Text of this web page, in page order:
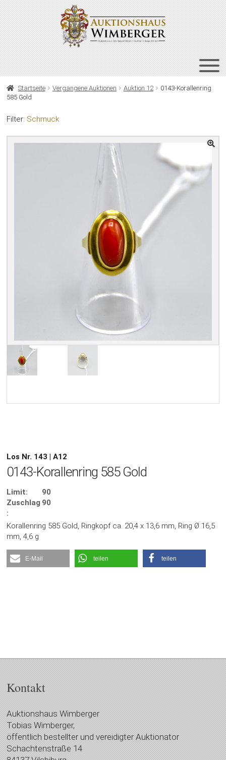
HOME
VERGANGENE AUKTIONEN
Startseite Vergangene Auktionen Auktion 12
0143-Korallenring
585 Gold
Filter: Schmuck
Los Nr. 143 | A12
0143-Korallenring 585 Gold
Limit:
90
Zuschlag
:
90
Korallenring 585 Gold, Ringkopf ca. 20,4 x 13,6 mm, Ring Ø 16,5
mm, 4,6 g
E-Mail teilen teilen
Kontakt
Auktionshaus Wimberger
Tobias Wimberger,
öffentlich bestellter und vereidigter Auktionator
Schachtenstraße 14